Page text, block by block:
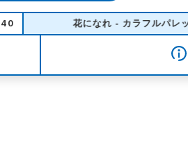
花になれ - カラフルパレット